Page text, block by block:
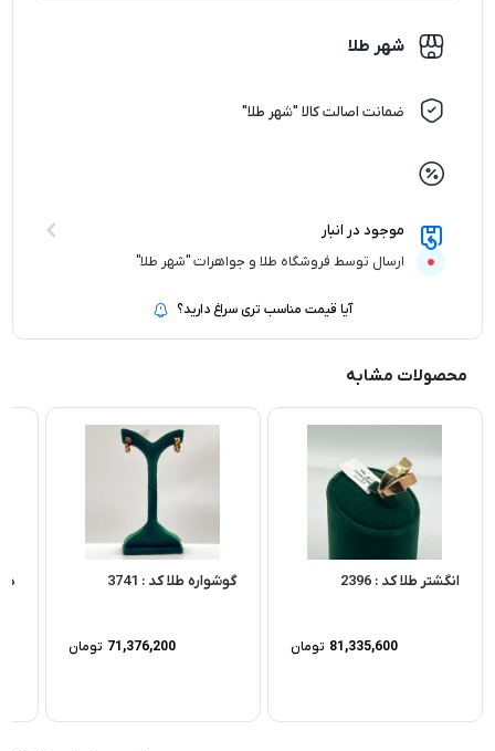
شهر طلا
ضمانت اصالت کالا "شهر طلا"
موجود در انبار
ارسال توسط فروشگاه طلا و جواهرات "شهر طلا"
آیا قیمت مناسب تری سراغ دارید؟
محصولات مشابه
انگشتر طلا کد : 2396
81,335,600 تومان
گوشواره طلا کد : 3741
71,376,200 تومان